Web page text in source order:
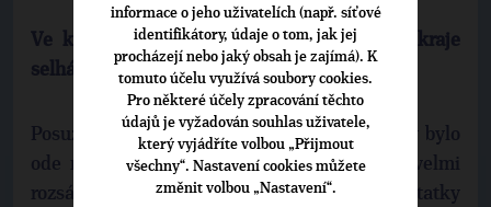
Ve které oblasti podle vás nynější vedení kraje
selhává?
Posuzovat současné vedení kraje globálně by bylo
ode mne trochu troufalé. Vždyť agenda je velmi
rozsáhlá. Přesto jako občan vidím nedostatky
informace o jeho uživatelích (např. síťové
identifikátory, údaje o tom, jak jej
procházejí nebo jaký obsah je zajímá). K
tomuto účelu využívá soubory cookies.
Pro některé účely zpracování těchto
údajů je vyžadován souhlas uživatele,
který vyjádříte volbou „Přijmout
všechny“. Nastavení cookies můžete
změnit volbou „Nastavení“.